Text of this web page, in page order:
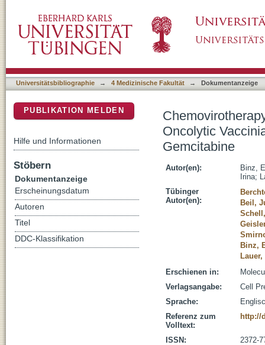
1h68 with nab-Paclitaxel Plus Gemcitabine
Universitätsbibliographie → 4 Medizinische Fakultät → Dokumentanzeige
Oncolytic
Gemcitabine
Autor(en):
Binz,
Irina;
Tübinger
Autor(en):
Beil,
Binz,
Erschienen in:
Verlagsangabe:
Cell
Sprache:
Referenz zum
Volltext:
http://
ISSN:
2372-
PUBLIKATION MELDEN
Hilfe und Informationen
Stöbern
Dokumentanzeige
Erscheinungsdatum
Autoren
Titel
DDC-Klassifikation